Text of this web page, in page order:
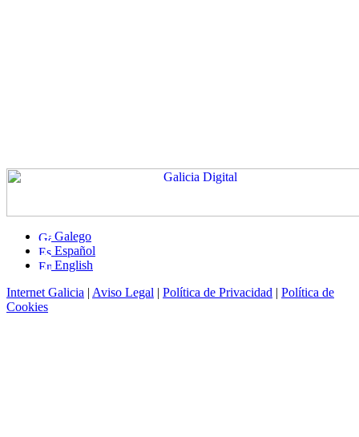
Galego
Español
English
Internet Galicia | Aviso Legal | Política de Privacidad | Política de
Cookies